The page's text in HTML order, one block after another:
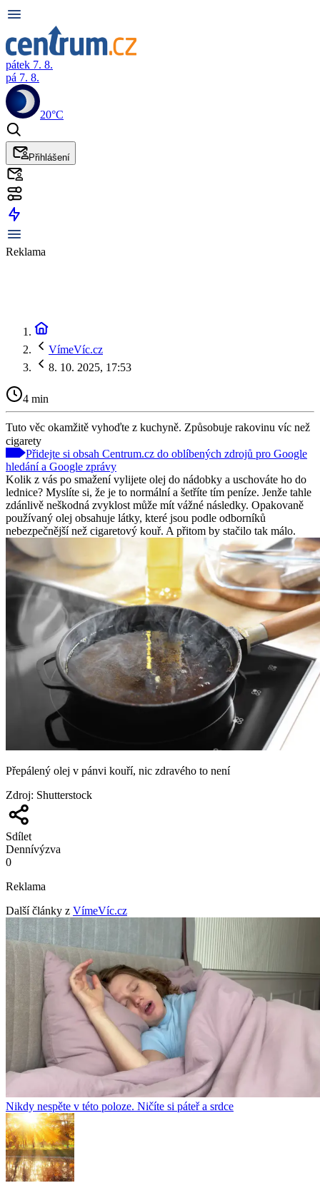
pátek 7. 8.
pá 7. 8.
20°C
Přihlášení
Reklama
VímeVíc.cz
8. 10. 2025, 17:53
4 min
Tuto věc okamžitě vyhoďte z kuchyně. Způsobuje rakovinu víc než
cigarety
Přidejte si obsah Centrum.cz do oblíbených zdrojů pro Google
hledání a Google zprávy
Kolik z vás po smažení vylijete olej do nádobky a uschováte ho do
lednice? Myslíte si, že je to normální a šetříte tím peníze. Jenže tahle
zdánlivě neškodná zvyklost může mít vážné následky. Opakovaně
používaný olej obsahuje látky, které jsou podle odborníků
nebezpečnější než cigaretový kouř. A přitom by stačilo tak málo.
Přepálený olej v pánvi kouří, nic zdravého to není
Zdroj: Shutterstock
Sdílet
Dennívýzva
0
Reklama
Další články z VímeVíc.cz
Nikdy nespěte v této poloze. Ničíte si páteř a srdce